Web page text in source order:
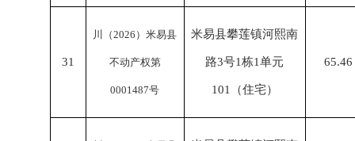
31
川（2026）米易县
不动产权第
0001487号
米易县攀莲镇河熙南
路3号1栋1单元
101（住宅）
65.46